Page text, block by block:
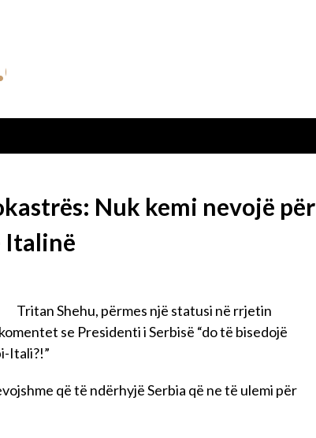
Nuk kemi nevojë për
Italinë
Tritan Shehu, përmes një statusi në rrjetin
se Presidenti i Serbisë “do të bisedojë
Itali?!”
që të ndërhyjë Serbia që ne të ulemi për